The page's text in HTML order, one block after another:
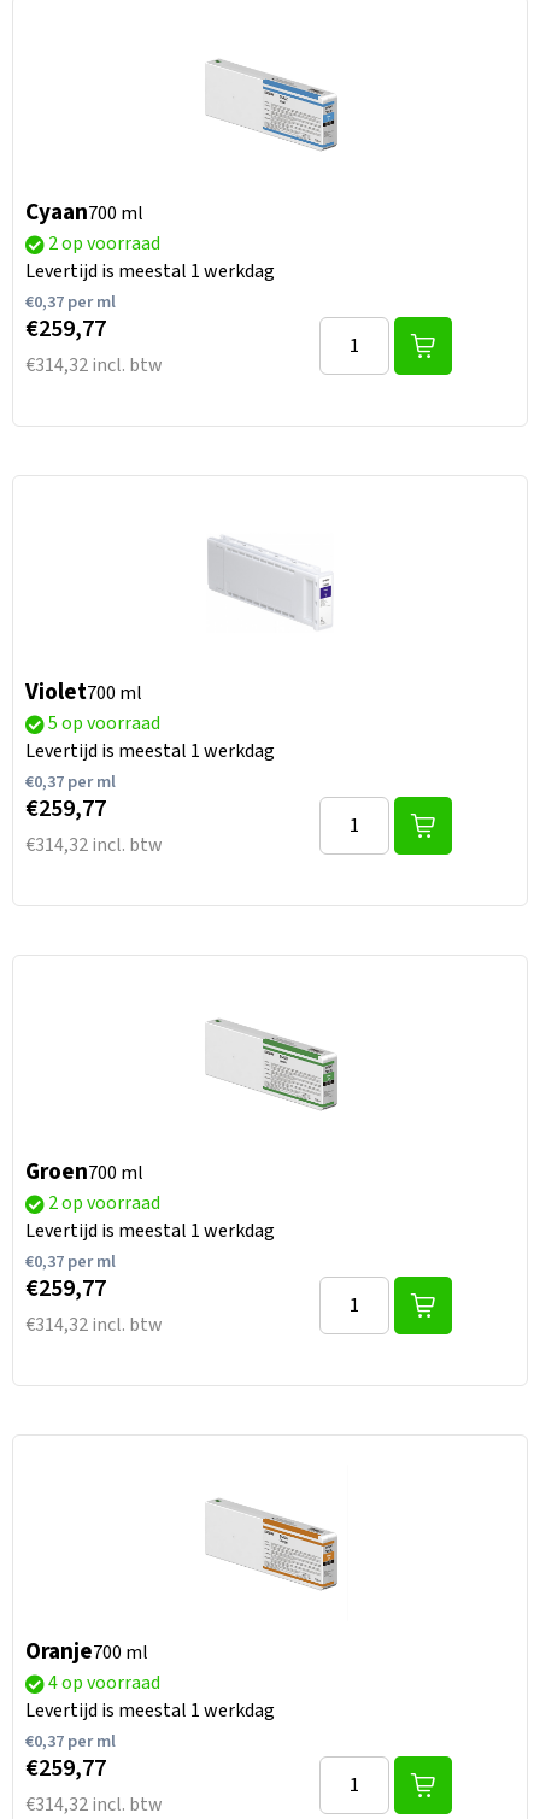
Cyaan700 ml
2 op voorraad
Levertijd is meestal 1 werkdag
€0,37per ml
€259,77
€314,32 incl. btw
Violet700 ml
5 op voorraad
Levertijd is meestal 1 werkdag
€0,37per ml
€259,77
€314,32 incl. btw
Groen700 ml
2 op voorraad
Levertijd is meestal 1 werkdag
€0,37per ml
€259,77
€314,32 incl. btw
Oranje700 ml
4 op voorraad
Levertijd is meestal 1 werkdag
€0,37per ml
€259,77
€314,32 incl. btw